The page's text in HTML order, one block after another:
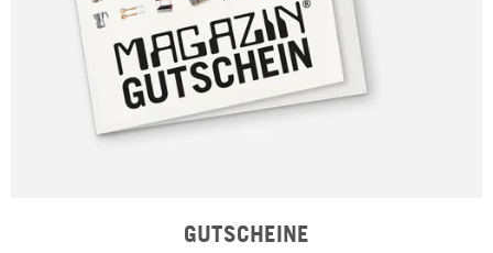
GUTSCHEINE